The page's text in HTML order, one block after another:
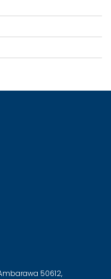
50612,